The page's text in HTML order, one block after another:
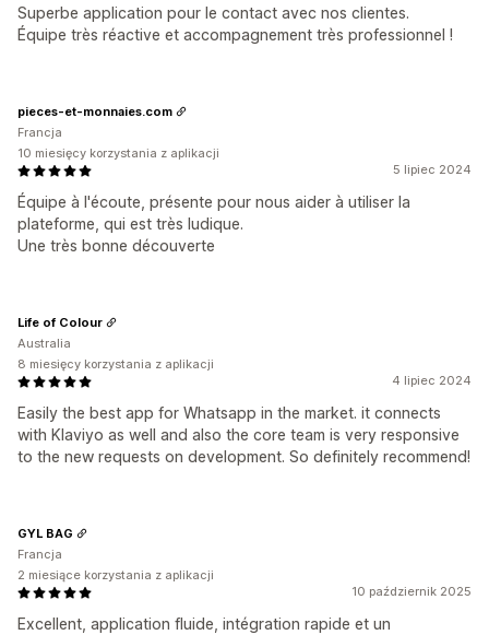
Superbe application pour le contact avec nos clientes.
Équipe très réactive et accompagnement très professionnel !
5 lipiec 2024
Équipe à l'écoute, présente pour nous aider à utiliser la
plateforme, qui est très ludique.
Une très bonne découverte
pieces-et-monnaies.com
Francja
10 miesięcy korzystania z aplikacji
4 lipiec 2024
Easily the best app for Whatsapp in the market. it connects
with Klaviyo as well and also the core team is very responsive
to the new requests on development. So definitely recommend!
Life of Colour
Australia
8 miesięcy korzystania z aplikacji
10 październik 2025
Excellent, application fluide, intégration rapide et un
GYL BAG
Francja
2 miesiące korzystania z aplikacji